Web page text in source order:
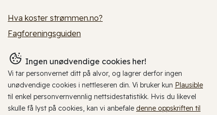
Hva koster strømmen.no?
Fagforeningsguiden
Ingen unødvendige cookies her!
Vi tar personvernet ditt på alvor, og lagrer derfor ingen
unødvendige cookies i nettleseren din. Vi bruker kun Plausible
til enkel personvernvennlig nettsidestatistikk. Hvis du likevel
skulle få lyst på cookies, kan vi anbefale denne oppskriften til